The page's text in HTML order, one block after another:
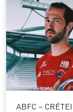
ABFC –